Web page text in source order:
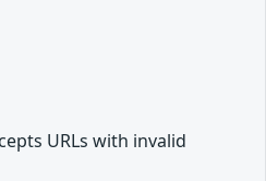
URLs with invalid